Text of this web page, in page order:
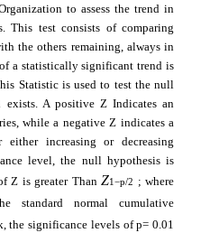
to assess the trend in
This test consists of comparing
theothers remaining, always in
a statistically significant trend is
Statistic is used to test the null
exists. A positive Z Indicates an
while a negative Z indicates a
either increasing or decreasing
level, the null hypothesis is
Z is greater Than Z1−p/2 ; where
standard normal cumulative
the significance levels of p= 0.01